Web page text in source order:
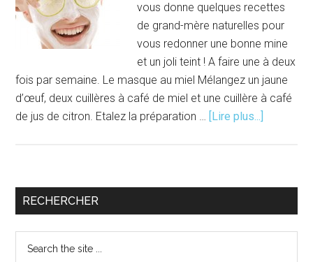
vous donne quelques recettes
de grand-mère naturelles pour
vous redonner une bonne mine
et un joli teint ! A faire une à deux
fois par semaine. Le masque au miel Mélangez un jaune
d’œuf, deux cuillères à café de miel et une cuillère à café
de jus de citron. Etalez la préparation … [Lire plus...]
mère
Barre
principale
RECHERCHER